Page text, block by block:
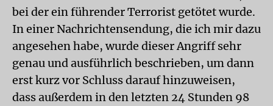
bei der ein führender Terrorist getötet wurde.
In einer Nachrichtensendung, die ich mir dazu
angesehen habe, wurde dieser Angriff sehr
genau und ausführlich beschrieben, um dann
erst kurz vor Schluss darauf hinzuweisen,
dass außerdem in den letzten 24 Stunden 98